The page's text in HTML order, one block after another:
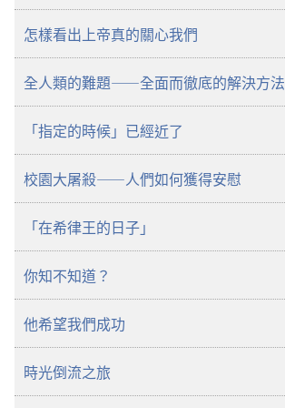
台
2009
年
12
月
怎樣看出上帝真的關心我們
全人類的難題——全面而徹底的解決方法
「指定的時候」已經近了
校園大屠殺——人們如何獲得安慰
「在希律王的日子」
你知不知道？
他希望我們成功
時光倒流之旅